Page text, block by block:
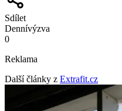
Sdílet
Dennívýzva
0
Reklama
Další články z Extrafit.cz